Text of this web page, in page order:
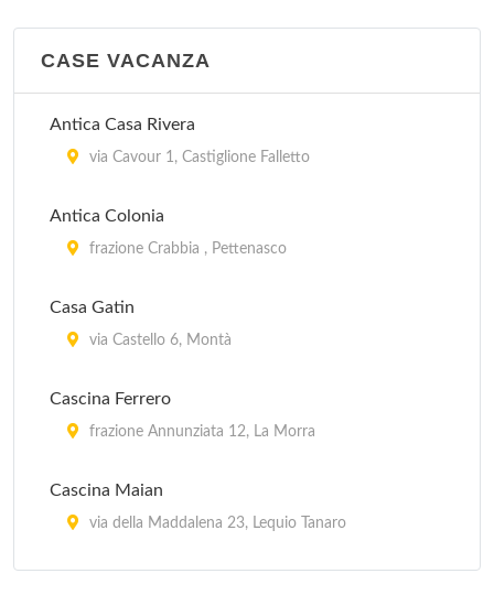
CASE VACANZA
Antica Casa Rivera
via Cavour 1, Castiglione Falletto
Antica Colonia
frazione Crabbia , Pettenasco
Casa Gatin
via Castello 6, Montà
Cascina Ferrero
frazione Annunziata 12, La Morra
Cascina Maian
via della Maddalena 23, Lequio Tanaro